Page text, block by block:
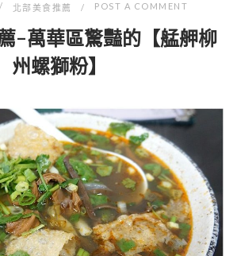
北部美食推薦 POST A COMMENT
-萬華區驚豔的【艋舺柳
州螺獅粉】